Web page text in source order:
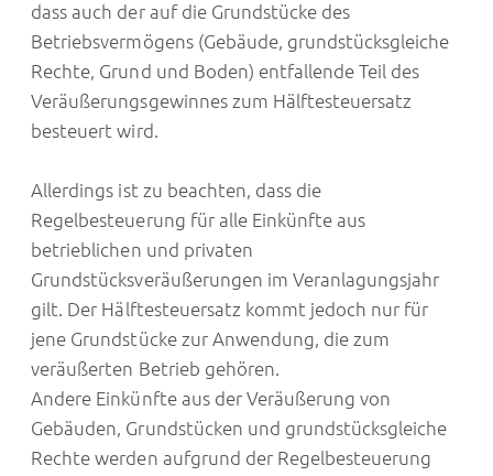
dass auch der auf die Grundstücke des
Betriebsvermögens (Gebäude, grundstücksgleiche
Rechte, Grund und Boden) entfallende Teil des
Veräußerungsgewinnes zum Hälftesteuersatz
besteuert wird.
Allerdings ist zu beachten, dass die
Regelbesteuerung für alle Einkünfte aus
betrieblichen und privaten
Grundstücksveräußerungen im Veranlagungsjahr
gilt. Der Hälftesteuersatz kommt jedoch nur für
jene Grundstücke zur Anwendung, die zum
veräußerten Betrieb gehören.
Andere Einkünfte aus der Veräußerung von
Gebäuden, Grundstücken und grundstücksgleiche
Rechte werden aufgrund der Regelbesteuerung